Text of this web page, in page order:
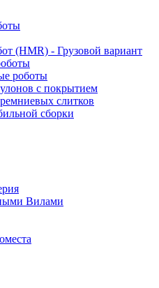
(HMR) - Грузовой вариант
роботы
с покрытием
слитков
сборки
Вилами